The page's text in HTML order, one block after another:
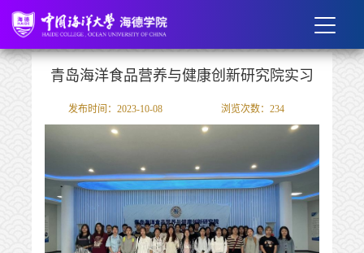
青岛海洋食品营养与健康创新研究院实习
发布时间：2023-10-08 浏览次数： 234